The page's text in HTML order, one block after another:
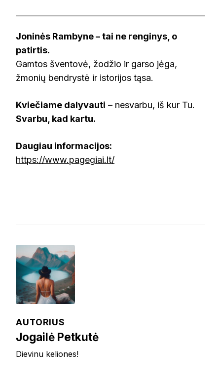
Joninės Rambyne – tai ne renginys, o
patirtis.
Gamtos šventovė, žodžio ir garso jėga,
žmonių bendrystė ir istorijos tąsa.
Kviečiame dalyvauti – nesvarbu, iš kur Tu.
Svarbu, kad kartu.
Daugiau informacijos:
https://www.pagegiai.lt/
AUTORIUS
Jogailė Petkutė
Dievinu keliones!